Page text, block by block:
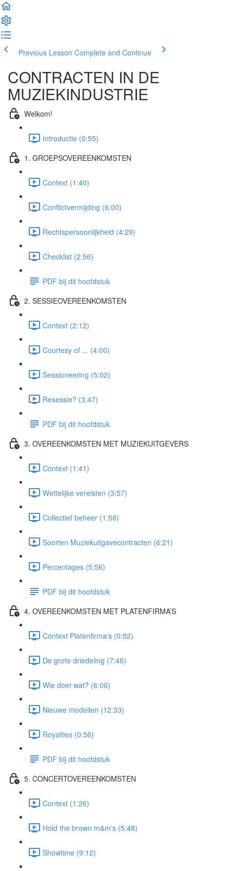
Previous Lesson Complete and Continue
CONTRACTEN IN DE
MUZIEKINDUSTRIE
Welkom!
Introductie (0:55)
1. GROEPSOVEREENKOMSTEN
Context (1:40)
Conflictvermijding (6:00)
Rechtspersoonlijkheid (4:29)
Checklist (2:56)
PDF bij dit hoofdstuk
2. SESSIEOVEREENKOMSTEN
Context (2:12)
Courtesy of ... (4:00)
Sessioneering (5:02)
Resessie? (3:47)
PDF bij dit hoofdstuk
3. OVEREENKOMSTEN MET MUZIEKUITGEVERS
Context (1:41)
Wettelijke vereisten (3:57)
Collectief beheer (1:58)
Soorten Muziekuitgavecontracten (6:21)
Percentages (5:56)
PDF bij dit hoofdstuk
4. OVEREENKOMSTEN MET PLATENFIRMA’S
Context Platenfirma's (0:52)
De grote driedeling (7:46)
Wie doet wat? (6:06)
Nieuwe modellen (12:33)
Royalties (0:56)
PDF bij dit hoofdstuk
5. CONCERTOVEREENKOMSTEN
Context (1:26)
Hold the brown m&m's (5:48)
Showtime (9:12)